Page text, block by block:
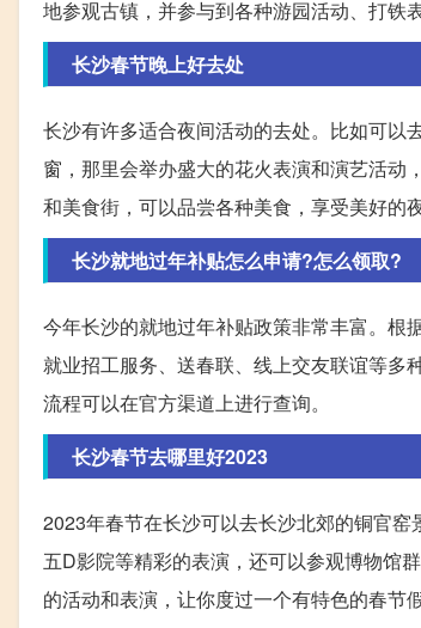
地参观古镇，并参与到各种游园活动、打铁
长沙春节晚上好去处
长沙有许多适合夜间活动的去处。比如可以
窗，那里会举办盛大的花火表演和演艺活动
和美食街，可以品尝各种美食，享受美好的夜
长沙就地过年补贴怎么申请?怎么领取?
今年长沙的就地过年补贴政策非常丰富。根
就业招工服务、送春联、线上交友联谊等多
流程可以在官方渠道上进行查询。
长沙春节去哪里好2023
2023年春节在长沙可以去长沙北郊的铜官窑
五D影院等精彩的表演，还可以参观博物馆
的活动和表演，让你度过一个有特色的春节假